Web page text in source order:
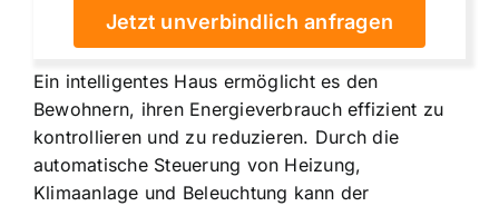
Jetzt unverbindlich anfragen
Ein intelligentes Haus ermöglicht es den
Bewohnern, ihren Energieverbrauch effizient zu
kontrollieren und zu reduzieren. Durch die
automatische Steuerung von Heizung,
Klimaanlage und Beleuchtung kann der